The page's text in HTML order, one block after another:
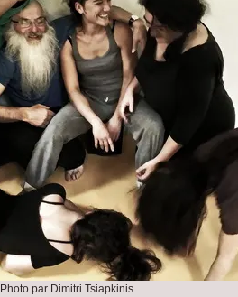
Photo par Dimitri Tsiapkinis